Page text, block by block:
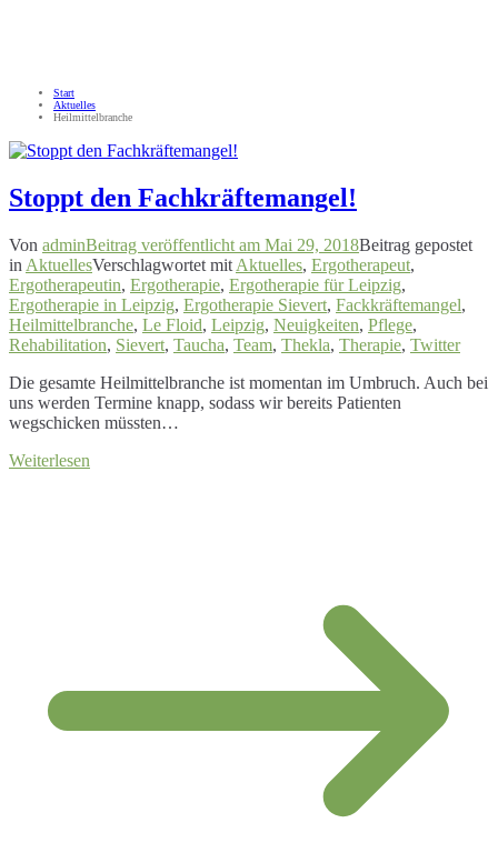
Start
Aktuelles
Heilmittelbranche
Stoppt den Fachkräftemangel!
Von adminBeitrag veröffentlicht am Mai 29, 2018Beitrag gepostet
in AktuellesVerschlagwortet mit Aktuelles, Ergotherapeut,
Ergotherapeutin, Ergotherapie, Ergotherapie für Leipzig,
Ergotherapie in Leipzig, Ergotherapie Sievert, Fackkräftemangel,
Heilmittelbranche, Le Floid, Leipzig, Neuigkeiten, Pflege,
Rehabilitation, Sievert, Taucha, Team, Thekla, Therapie, Twitter
Die gesamte Heilmittelbranche ist momentan im Umbruch. Auch bei
uns werden Termine knapp, sodass wir bereits Patienten
wegschicken müssten…
Weiterlesen